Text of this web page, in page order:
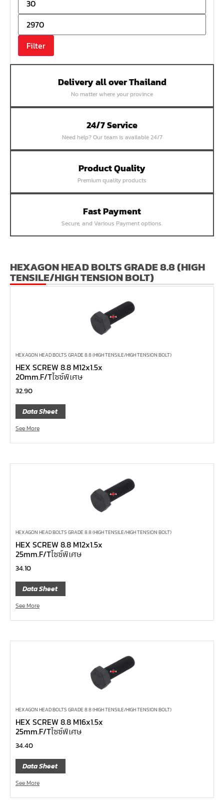
หน้าแปลนเชื่อมเหล็กบอด
หน้าแปลนเชื่อมบอด SUS304 JEF 300P RF
หน้าแปลนเชื่อมบอด SUS304 JEF PN40 RF
หน้าแปลนเชื่อมบอด SUS304 JEF PN16 RF
หน้าแปลนเชื่อมบอด SUS304 JEF 10K FF
หน้าแปลนเชื่อมบอด SUS304 JEF 5K FF
หน้าแปลนเชื่อมบอด SUS304 JEF 150P RF
หน้าแปลนสลิปออน SUS304 JEF 300P SORF
หน้าแปลนเชื่อม SUS304 JEF PN40 RF
หน้าแปลนเชื่อม SUS304 JEF PN25 RF
หน้าแปลนเชื่อม SUS304 JEF PN16 RF
หน้าแปลนเชื่อม SUS304 JEF 20K FF
หน้าแปลนเชื่อม SUS304 JEF 300P RF
หน้าแปลนเชื่อม SUS304 JEF 150P RF
หน้าแปลนเหล็กเกลียวใน JEF PN16
หน้าแปลนเหล็กเกลียวใน JEF 10K TR
หน้าแปลนเหล็กสวมเชื่อม JEF SWRF 150P
หน้าแปลนเหล็กคอสูง JEF WNRF 300P
หน้าแปลนเหล็กคอสูง JEF WNRF PN40
หน้าแปลนเหล็กคอสูง JEF WNRF PN16
หน้าแปลนเหล็กคอสูง JEF WNRF 150P
หน้าแปลนเหล็กบอด JEF 10K FF ชุบกัลวาไนซ์
หน้าแปลนเชื่อมเหล็ก JEF 150P RF ชุบกัลวาไนซ์
หน้าแปลนเชื่อมเหล็ก JEF PN16 RF
ประแจตะขอ
คีมตัดสายเคเบิ้ล
คีมย้ำสายไฟ
คีมล๊อค
คีมหนีบ-ถ่างแหวน
3/8", 1/2"
ด้ามฟรี, ด้ามบ๊อกซ์ Z-Series ขนาด 1/4", 3/8", 1/2"
ลูกบ๊อกซ์ สั้น, ยาว Koken Z-Series ขนาด 1/4", 3/8", 1/2"
ข้อต่อ Z-Series ขนาด 1/4", 3/8", 1/2"
ซ็อกเก็ต Z-Series
ลูกบ๊อกซ์ การบิน
Filter
Delivery all over Thailand
No matter where your province
24/7 Service
Need help? Our team is available 24/7
Product Quality
Premium quality products
Fast Payment
Secure, and Various Payment options.
HEXAGON HEAD BOLTS GRADE 8.8 (HIGH
TENSILE/HIGH TENSION BOLT)
HEXAGON HEAD BOLTS GRADE 8.8 (HIGH TENSILE/HIGH TENSION BOLT)
HEX SCREW 8.8 M12x1.5x
20mm.F/Tไซซ์พิเศษ
32.90
Data Sheet
See More
HEXAGON HEAD BOLTS GRADE 8.8 (HIGH TENSILE/HIGH TENSION BOLT)
HEX SCREW 8.8 M12x1.5x
25mm.F/Tไซซ์พิเศษ
34.10
Data Sheet
See More
HEXAGON HEAD BOLTS GRADE 8.8 (HIGH TENSILE/HIGH TENSION BOLT)
HEX SCREW 8.8 M16x1.5x
25mm.F/Tไซซ์พิเศษ
34.40
Data Sheet
See More